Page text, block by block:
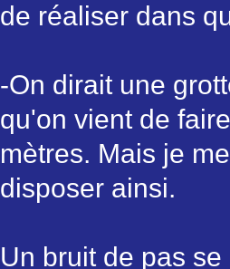
de réaliser dans
-On dirait une
qu'on vient de
mètres. Mais je
disposer ainsi.
Un bruit de pas